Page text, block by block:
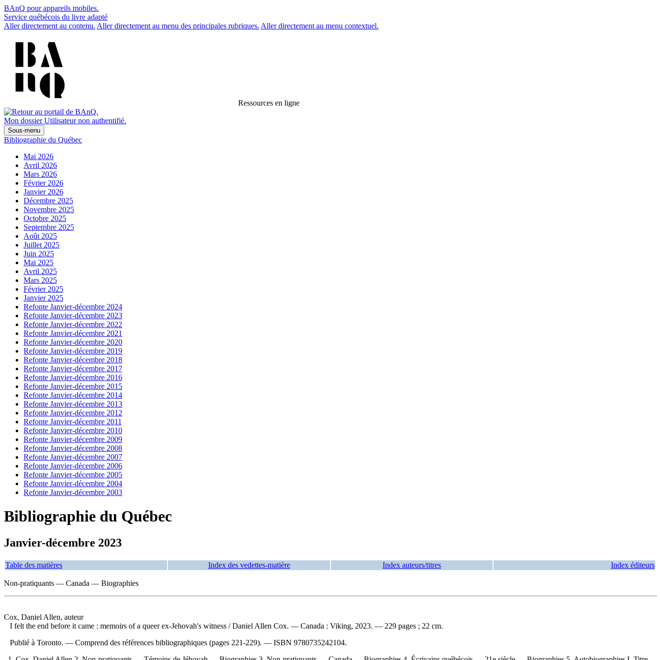
BAnQ pour appareils mobiles.
Service québécois du livre adapté
Aller directement au contenu. Aller directement au menu des principales rubriques. Aller directement au menu contextuel.
Ressources en ligne
Mon dossier Utilisateur non authentifié.
Sous-menu
Bibliographie du Québec
Mai 2026
Avril 2026
Mars 2026
Février 2026
Janvier 2026
Décembre 2025
Novembre 2025
Octobre 2025
Septembre 2025
Août 2025
Juillet 2025
Juin 2025
Mai 2025
Avril 2025
Mars 2025
Février 2025
Janvier 2025
Refonte Janvier-décembre 2024
Refonte Janvier-décembre 2023
Refonte Janvier-décembre 2022
Refonte Janvier-décembre 2021
Refonte Janvier-décembre 2020
Refonte Janvier-décembre 2019
Refonte Janvier-décembre 2018
Refonte Janvier-décembre 2017
Refonte Janvier-décembre 2016
Refonte Janvier-décembre 2015
Refonte Janvier-décembre 2014
Refonte Janvier-décembre 2013
Refonte Janvier-décembre 2012
Refonte Janvier-décembre 2011
Refonte Janvier-décembre 2010
Refonte Janvier-décembre 2009
Refonte Janvier-décembre 2008
Refonte Janvier-décembre 2007
Refonte Janvier-décembre 2006
Refonte Janvier-décembre 2005
Refonte Janvier-décembre 2004
Refonte Janvier-décembre 2003
Bibliographie du Québec
Janvier-décembre 2023
Table des matières Index des vedettes-matière Index auteurs/titres Index éditeurs
Non-pratiquants — Canada — Biographies
Cox, Daniel Allen, auteur
I felt the end before it came : memoirs of a queer ex-Jehovah's witness / Daniel Allen Cox. — Canada : Viking, 2023. — 229 pages ; 22 cm.
Publié à Toronto. — Comprend des références bibliographiques (pages 221-229). — ISBN 9780735242104.